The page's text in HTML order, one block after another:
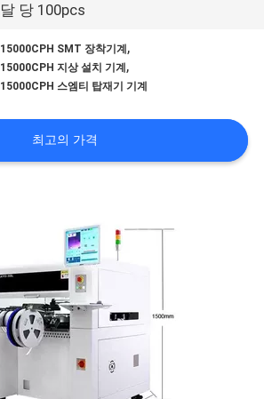
달 당 100pcs
15000CPH SMT 장착기계 ,
15000CPH 지상 설치 기계 ,
15000CPH 스엠티 탑재기 기계
최고의 가격